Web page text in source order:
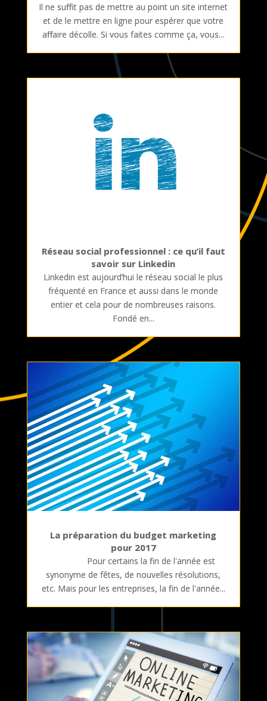
Il ne suffit pas de mettre au point un site internet
et de le mettre en ligne pour espérer que votre
affaire décolle. Si vous faites comme ça, vous...
Réseau social professionnel : ce qu’il faut
savoir sur Linkedin
Linkedin est aujourd’hui le réseau social le plus
fréquenté en France et aussi dans le monde
entier et cela pour de nombreuses raisons.
Fondé en...
La préparation du budget marketing
pour 2017
Pour certains la fin de l'année est
synonyme de fêtes, de nouvelles résolutions,
etc. Mais pour les entreprises, la fin de l'année...